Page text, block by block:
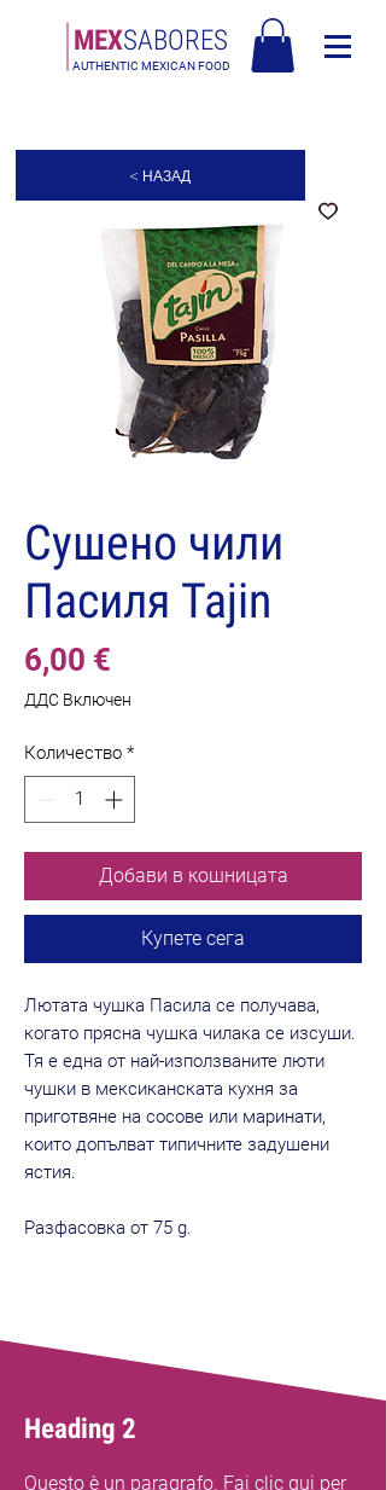
МЕXSABORES
AUTHENTIC MEXICAN FOOD
Сушено чили
Пасиля Tajin
6,00 €
ДДС Включен
Количество *
Добави в кошницата
Купете сега
Лютата чушка Пасила се получава,
когато прясна чушка чилака се изсуши.
Тя е една от най-използваните люти
чушки в мексиканската кухня за
приготвяне на сосове или маринати,
които допълват типичните задушени
ястия.
Разфасовка от 75 g.
< НАЗАД
Heading 2
Questo è un paragrafo. Fai clic qui per